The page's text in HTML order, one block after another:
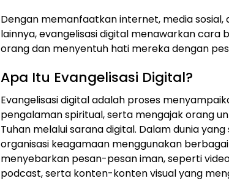
Dengan memanfaatkan internet, media sosial,
lainnya, evangelisasi digital menawarkan cara
orang dan menyentuh hati mereka dengan
Apa Itu Evangelisasi Digital?
Evangelisasi digital adalah proses
pengalaman spiritual, serta mengajak orang
Tuhan melalui sarana digital. Dalam dunia
organisasi keagamaan menggunakan
menyebarkan pesan-pesan iman, seperti
podcast, serta konten-konten visual yang